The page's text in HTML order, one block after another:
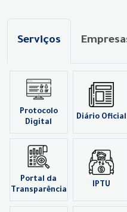
Serviços
Protocolo
Digital
Diário Oficial
Portal da
Transparência
IPTU